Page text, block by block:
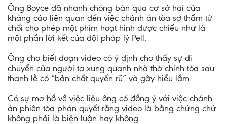
Ông Boyce đã nhanh chóng bàn qua cơ sở hai của
kháng cáo liên quan đến việc chánh án tòa sơ thẩm từ
chối cho phép một phim hoạt hình được chiếu như là
một phần lời kết của đội pháp lý Pell.
Ông cho biết đoạn video có ý định cho thấy sự di
chuyển của người ta xung quanh nhà thờ chính tòa sau
thanh lễ có “bản chất quyến rũ” và gây hiểu lầm.
Có sự mơ hồ về việc liệu ông có đồng ý với việc chánh
án phiên tòa phán quyết rằng video là bằng chứng chứ
không phải là biện luận hay không.